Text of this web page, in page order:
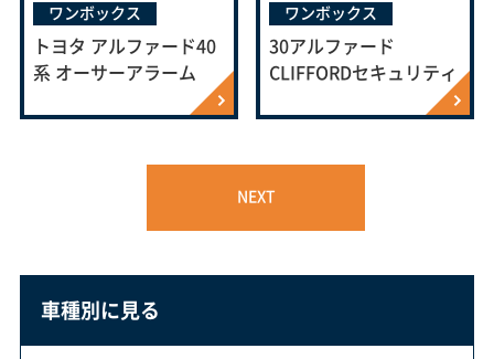
ワンボックス
トヨタ アルファード40
系 オーサーアラーム
ワンボックス
30アルファード
CLIFFORDセキュリティ
NEXT
車種別に見る